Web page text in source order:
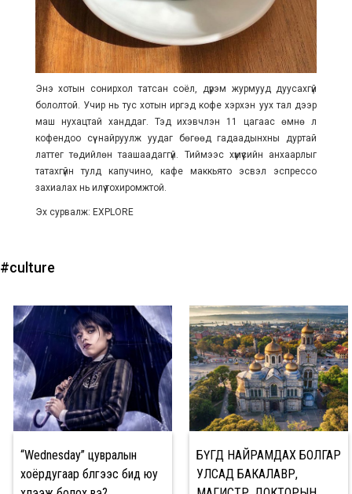
Энэ хотын сонирхол татсан соёл, дүрэм журмууд дуусахгүй
бололтой. Учир нь тус хотын иргэд кофе хэрхэн уух тал дээр
маш нухацтай ханддаг. Тэд ихэвчлэн 11 цагаас өмнө л
кофендоо сүү найруулж уудаг бөгөөд гадаадынхны дуртай
латтег төдийлөн таашаадаггүй. Тиймээс хүмүүсийн анхаарлыг
татахгүйн тулд капучино, кафе маккьято эсвэл эспрессо
захиалах нь илүү тохиромжтой.
Эх сурвалж: EXPLORE
#culture
“Wednesday” цувралын
хоёрдугаар бүлгээс бид юу
БҮГД НАЙРАМДАХ БОЛГАР
УЛСАД БАКАЛАВР,